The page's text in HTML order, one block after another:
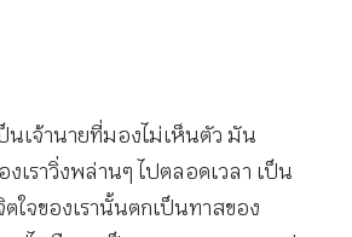
นเจ้านายที่มองไม่เห็นตัว มัน
งเราวิ่งพล่านๆ ไปตลอดเวลา เป็น
ใจของเรานั้นตกเป็นทาสของ